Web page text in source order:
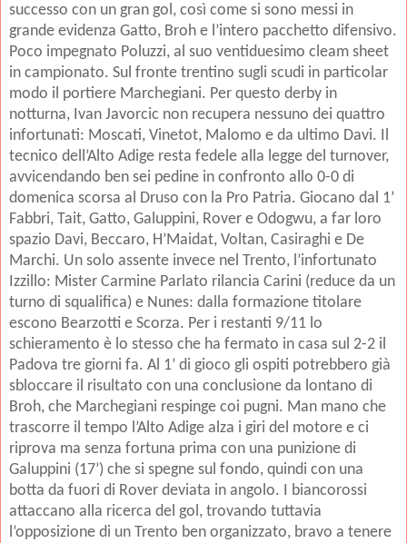
successo con un gran gol, così come si sono messi in
grande evidenza Gatto, Broh e l’intero pacchetto difensivo.
Poco impegnato Poluzzi, al suo ventiduesimo cleam sheet
in campionato. Sul fronte trentino sugli scudi in particolar
modo il portiere Marchegiani. Per questo derby in
notturna, Ivan Javorcic non recupera nessuno dei quattro
infortunati: Moscati, Vinetot, Malomo e da ultimo Davi. Il
tecnico dell’Alto Adige resta fedele alla legge del turnover,
avvicendando ben sei pedine in confronto allo 0-0 di
domenica scorsa al Druso con la Pro Patria. Giocano dal 1’
Fabbri, Tait, Gatto, Galuppini, Rover e Odogwu, a far loro
spazio Davi, Beccaro, H’Maidat, Voltan, Casiraghi e De
Marchi. Un solo assente invece nel Trento, l’infortunato
Izzillo: Mister Carmine Parlato rilancia Carini (reduce da un
turno di squalifica) e Nunes: dalla formazione titolare
escono Bearzotti e Scorza. Per i restanti 9/11 lo
schieramento è lo stesso che ha fermato in casa sul 2-2 il
Padova tre giorni fa. Al 1’ di gioco gli ospiti potrebbero già
sbloccare il risultato con una conclusione da lontano di
Broh, che Marchegiani respinge coi pugni. Man mano che
trascorre il tempo l’Alto Adige alza i giri del motore e ci
riprova ma senza fortuna prima con una punizione di
Galuppini (17’) che si spegne sul fondo, quindi con una
botta da fuori di Rover deviata in angolo. I biancorossi
attaccano alla ricerca del gol, trovando tuttavia
l’opposizione di un Trento ben organizzato, bravo a tenere